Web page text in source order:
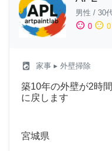
男性 / 30
sentiment_satisfied 0 sentiment_neutral 0
local_laundry_service 家事 ▸ 外壁掃除
築10年の外壁が2時
に戻します
宮城県